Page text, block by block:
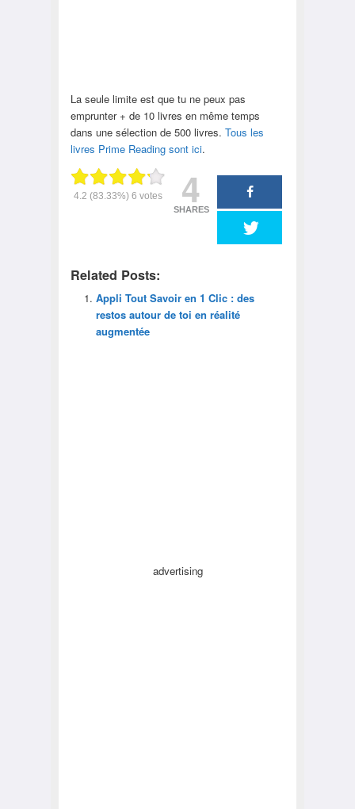
La seule limite est que tu ne peux pas
emprunter + de 10 livres en même temps
dans une sélection de 500 livres. Tous les
livres Prime Reading sont ici.
4.2 (83.33%) 6 votes 4
SHARES
Related Posts:
Appli Tout Savoir en 1 Clic : des
restos autour de toi en réalité
augmentée
advertising